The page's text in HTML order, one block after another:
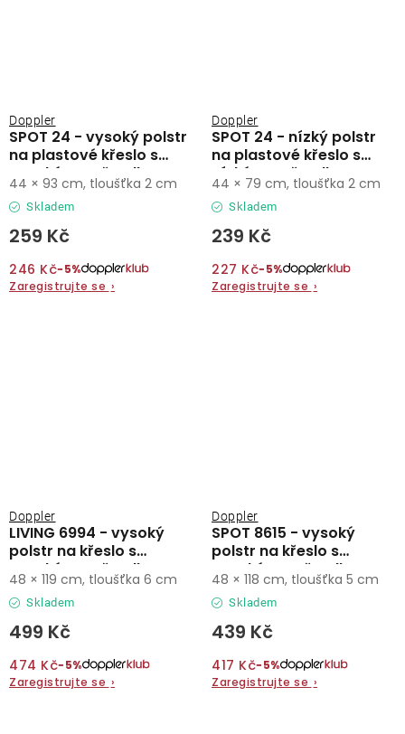
SPOT 24 - vysoký polstr
na plastové křeslo s
vysokým opěradlem
Doppler
Skladem
259 Kč
246 Kč−5%
Zaregistrujte se ›
44 × 93 cm, tloušťka 2 cm
SPOT 24 - nízký polstr
na plastové křeslo s
nízkým opěradlem
Doppler
Skladem
239 Kč
227 Kč−5%
Zaregistrujte se ›
44 × 79 cm, tloušťka 2 cm
LIVING 6994 - vysoký
polstr na křeslo s
vysokým opěradlem
Doppler
Skladem
499 Kč
474 Kč−5%
Zaregistrujte se ›
48 × 119 cm, tloušťka 6 cm
SPOT 8615 - vysoký
polstr na křeslo s
vysokým opěradlem
Doppler
Skladem
439 Kč
417 Kč−5%
Zaregistrujte se ›
48 × 118 cm, tloušťka 5 cm